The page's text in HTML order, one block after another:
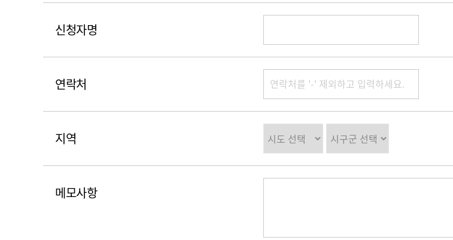
신청자명
연락처
지역
메모사항